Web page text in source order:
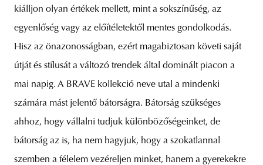
kiálljon olyan értékek mellett, mint a sokszínűség, az
egyenlőség vagy az előítéletektől mentes gondolkodás.
Hisz az önazonosságban, ezért magabiztosan követi saját
útját és stílusát a változó trendek által dominált piacon a
mai napig. A BRAVE kollekció neve utal a mindenki
számára mást jelentő bátorságra. Bátorság szükséges
ahhoz, hogy vállalni tudjuk különbözőségeinket, de
bátorság az is, ha nem hagyjuk, hogy a szokatlannal
szemben a félelem vezéreljen minket, hanem a gyerekekre